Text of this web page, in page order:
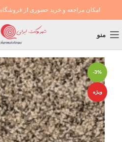
امکان مراجعه و خرید حضوری از
منو
-3%
ویژه